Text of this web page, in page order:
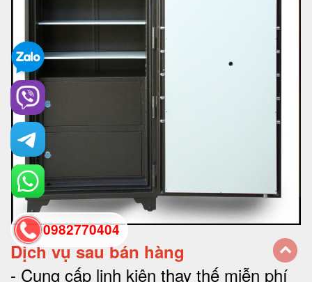
Dịch vụ sau bán hàng
- Cung cấp linh kiện thay thế miễn phí
0982770404
back